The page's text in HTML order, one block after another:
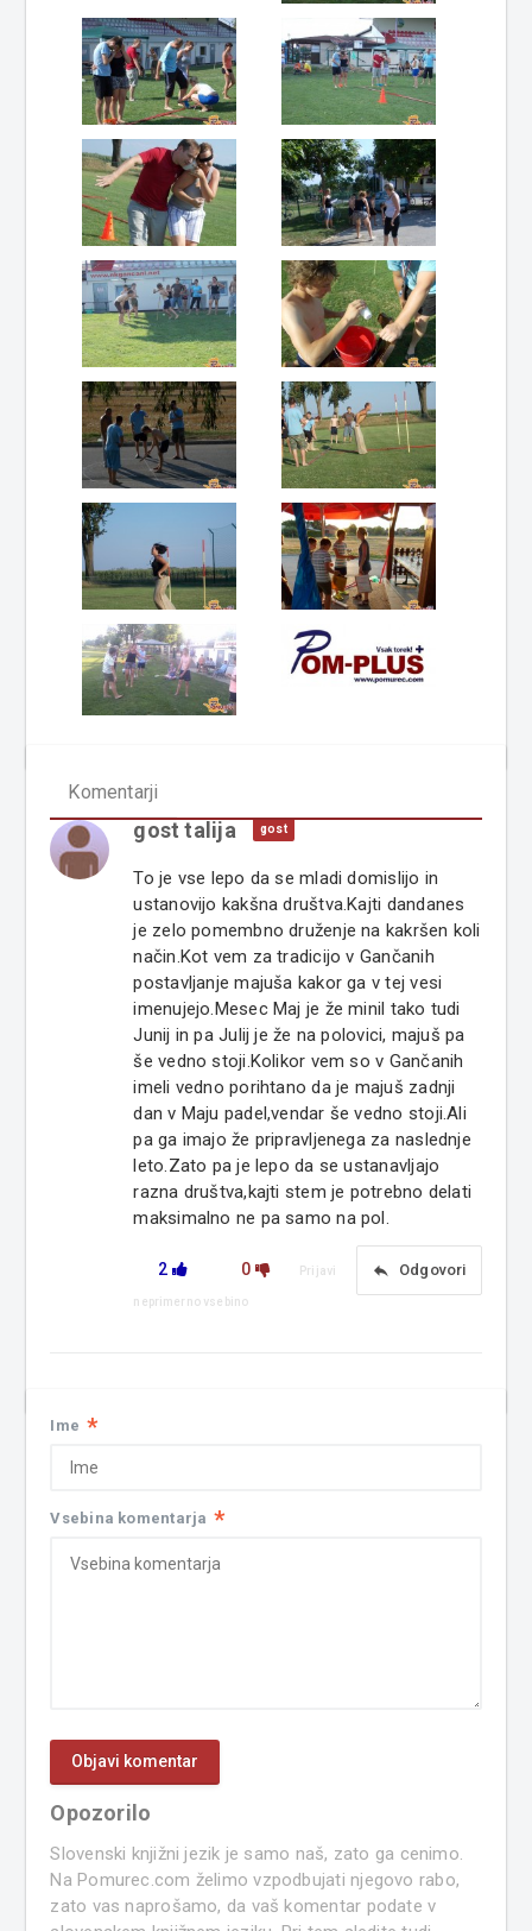
Komentarji
gost talija gost
To je vse lepo da se mladi domislijo in
ustanovijo kakšna društva.Kajti dandanes
je zelo pomembno druženje na kakršen koli
način.Kot vem za tradicijo v Gančanih
postavljanje majuša kakor ga v tej vesi
imenujejo.Mesec Maj je že minil tako tudi
Junij in pa Julij je že na polovici, majuš pa
še vedno stoji.Kolikor vem so v Gančanih
imeli vedno porihtano da je majuš zadnji
dan v Maju padel,vendar še vedno stoji.Ali
pa ga imajo že pripravljenega za naslednje
leto.Zato pa je lepo da se ustanavljajo
razna društva,kajti stem je potrebno delati
maksimalno ne pa samo na pol.
2 0 reply Odgovori
Prijavi
neprimerno vsebino
Ime *
Vsebina komentarja *
Opozorilo
Slovenski knjižni jezik je samo naš, zato ga cenimo.
Na Pomurec.com želimo vzpodbujati njegovo rabo,
zato vas naprošamo, da vaš komentar podate v